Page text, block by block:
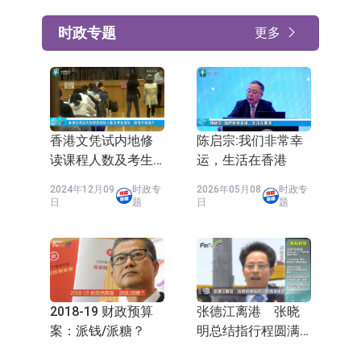
时政专题 更多
香港文凭试内地修
读课程人数及考生
力
2024年12月09
日
时政专
题
陈启宗:我们非常幸
运，生活在香港
2026年05月08
日
时政专
题
2018-19 财政预算
案：派钱/派糖？
张德江离港 张晓
明总结指行程圆满